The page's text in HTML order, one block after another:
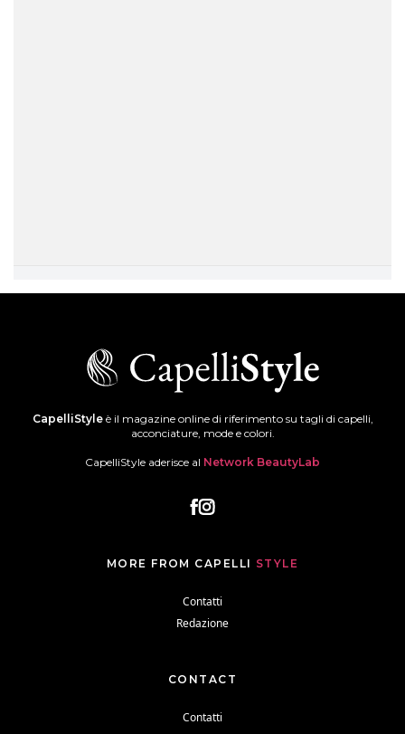
CapelliStyleè il magazine online di riferimento su tagli di capelli,
acconciature, mode e colori.
CapelliStyle aderisce al Network BeautyLab
MORE FROM CAPELLI STYLE
Contatti
Redazione
CONTACT
Contatti